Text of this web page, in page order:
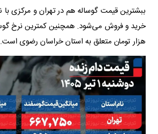
هزار تومان متعلق به استان خراسان رضوی است.